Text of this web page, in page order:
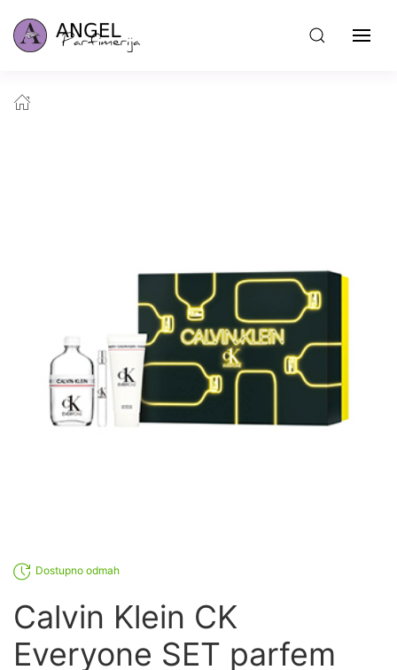
Dostupno odmah
Calvin Klein CK
Everyone SET parfem